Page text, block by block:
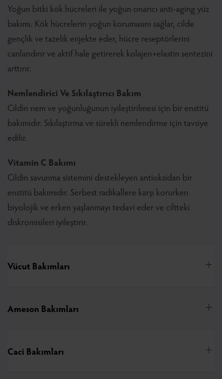
Yoğun bitki kök hücreleri ile yoğun onarıcı anti-aging yüz
bakımı. Kök hücrelerin yoğun korumasını sağlar, cilde
gençlik ve tazelik enjekte eder, hücre reseptörlerini
canlandırır ve aktif hale getirerek kolajen+elastin sentezini
arttırır.
Nemlendirici Ve Sıkılaştırıcı Bakım
Cildin nem ve yoğunluğunun iyileştirilmesi için bir enstitü
bakımıdır. Sıkılaştırma ve sürekli nemlendirme için tavsiye
edilir.
Vitamin C Bakımı
Cildin savunma sistemini destekleyen antioksidan bir
enstitü bakımıdır. Serbest radikallere karşı korurken
biyolojik ve erken yaşlanmayı tedavi eder ve ciltteki
diskromisileri iyileştirir.
Vücut Bakımları
Ameson Bakımları
Caci Bakımları